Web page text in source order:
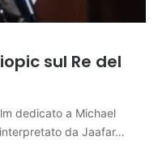
sul Re del
dedicato a Michael
da Jaafar…